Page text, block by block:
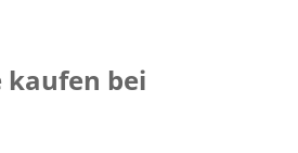
kaufen bei